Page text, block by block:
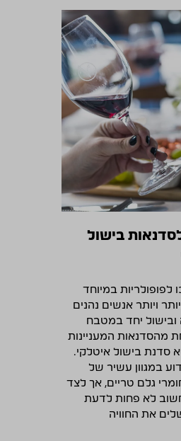
בישול
לפופולריות במיוחד
ויותר אנשים נהנים
ובישול יחד במטבח
מהסדנאות המעניינות
סדנת בישול איטלקי.
במגוון עשיר של
גלם טריים, אך לצד
לא פחות לדעת
את החוויה